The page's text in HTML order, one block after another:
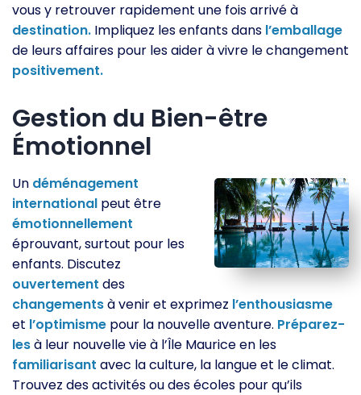
vous y retrouver rapidement une fois arrivé à
destination. Impliquez les enfants dans l’emballage
de leurs affaires pour les aider à vivre le changement
positivement.
Gestion du Bien-être
Émotionnel
Un déménagement
international peut être
émotionnellement
éprouvant, surtout pour les
enfants. Discutez
ouvertement des
changementsà venir et exprimez l’enthousiasme
et l’optimisme pour la nouvelle aventure. Préparez-
lesà leur nouvelle vie à l’Île Maurice en les
familiarisant avec la culture, la langue et le climat.
Trouvez des activités ou des écoles pour qu’ils